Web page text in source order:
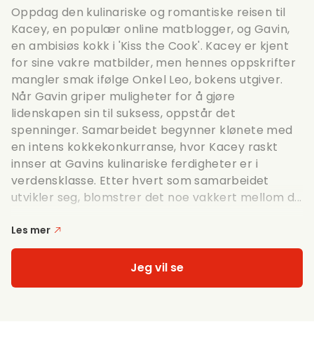
Oppdag den kulinariske og romantiske reisen til
Kacey, en populær online matblogger, og Gavin,
en ambisiøs kokk i 'Kiss the Cook'. Kacey er kjent
for sine vakre matbilder, men hennes oppskrifter
mangler smak ifølge Onkel Leo, bokens utgiver.
Når Gavin griper muligheter for å gjøre
lidenskapen sin til suksess, oppstår det
spenninger. Samarbeidet begynner klønete med
en intens kokkekonkurranse, hvor Kacey raskt
innser at Gavins kulinariske ferdigheter er i
verdensklasse. Etter hvert som samarbeidet
utvikler seg, blomstrer det noe vakkert mellom d...
Les mer
Jeg vil se